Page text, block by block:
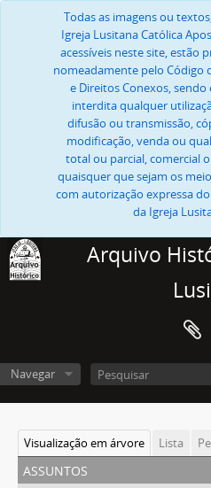
Todas as imagens ou
Igreja Lusitana Católica
acessíveis neste site, estão
nomeadamente pelo Código
e Direitos Conexos,
interdita qualquer
difusão ou transmissão,
modificação, venda ou
total ou parcial, comercial
quaisquer que sejam os
com autorização expressa
da Igreja
Arquivo
Navegar
Visualização em árvore Lista
assuntos